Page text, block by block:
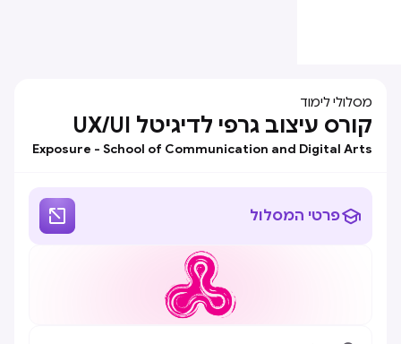
מסלולי לימוד
קורס עיצוב גרפי לדיגיטל UX/UI
Exposure - School of Communication and Digital Arts
פרטי המסלול 